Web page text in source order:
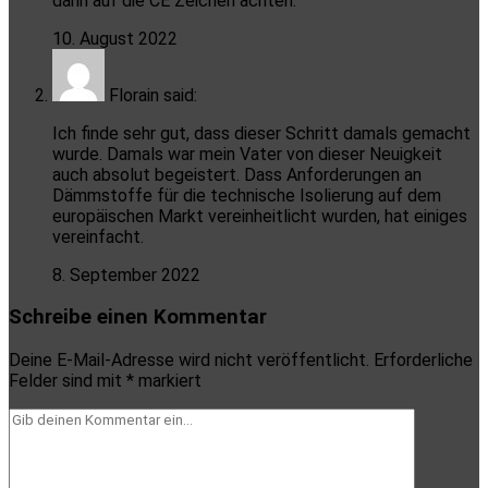
10. August 2022
Florain said:
Ich finde sehr gut, dass dieser Schritt damals gemacht
wurde. Damals war mein Vater von dieser Neuigkeit
auch absolut begeistert. Dass Anforderungen an
Dämmstoffe für die technische Isolierung auf dem
europäischen Markt vereinheitlicht wurden, hat einiges
vereinfacht.
8. September 2022
Schreibe einen Kommentar
Deine E-Mail-Adresse wird nicht veröffentlicht. Erforderliche
Felder sind mit * markiert
Dein